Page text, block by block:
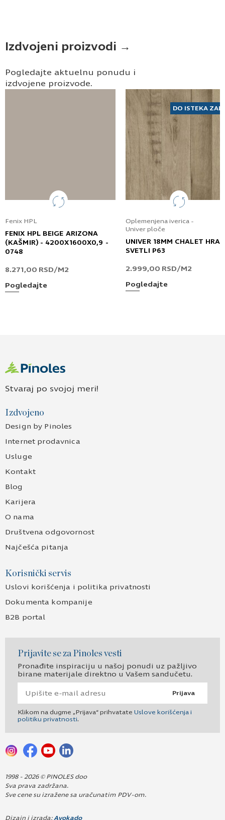
Izdvojeni proizvodi →
Pogledajte aktuelnu ponudu i
izdvojene proizvode.
Fenix HPL
FENIX HPL BEIGE ARIZONA
(KAŠMIR) - 4200X1600X0,9 -
0748
8.271,00 RSD/M2
Pogledajte
DO ISTEKA
Oplemenjena iverica -
Univer ploče
UNIVER 18MM CHALET
SVETLI P63
2.999,00 RSD/M2
Pogledajte
Stvaraj po svojoj meri!
Izdvojeno
Design by Pinoles
Internet prodavnica
Usluge
Kontakt
Blog
Karijera
O nama
Društvena odgovornost
Najčešća pitanja
Korisnički servis
Uslovi korišćenja i politika privatnosti
Dokumenta kompanije
B2B portal
Prijavite se za Pinoles vesti
Pronađite inspiraciju u našoj ponudi uz pažljivo
birane materijale direktno u Vašem sandučetu.
Prijava
Klikom na dugme „Prijava“ prihvatate Uslove korišćenja i
politiku privatnosti.
1998 - 2026 © PINOLES doo
Sva prava zadržana.
Sve cene su izražene sa uračunatim PDV-om.
Dizajn i izrada:Avokado